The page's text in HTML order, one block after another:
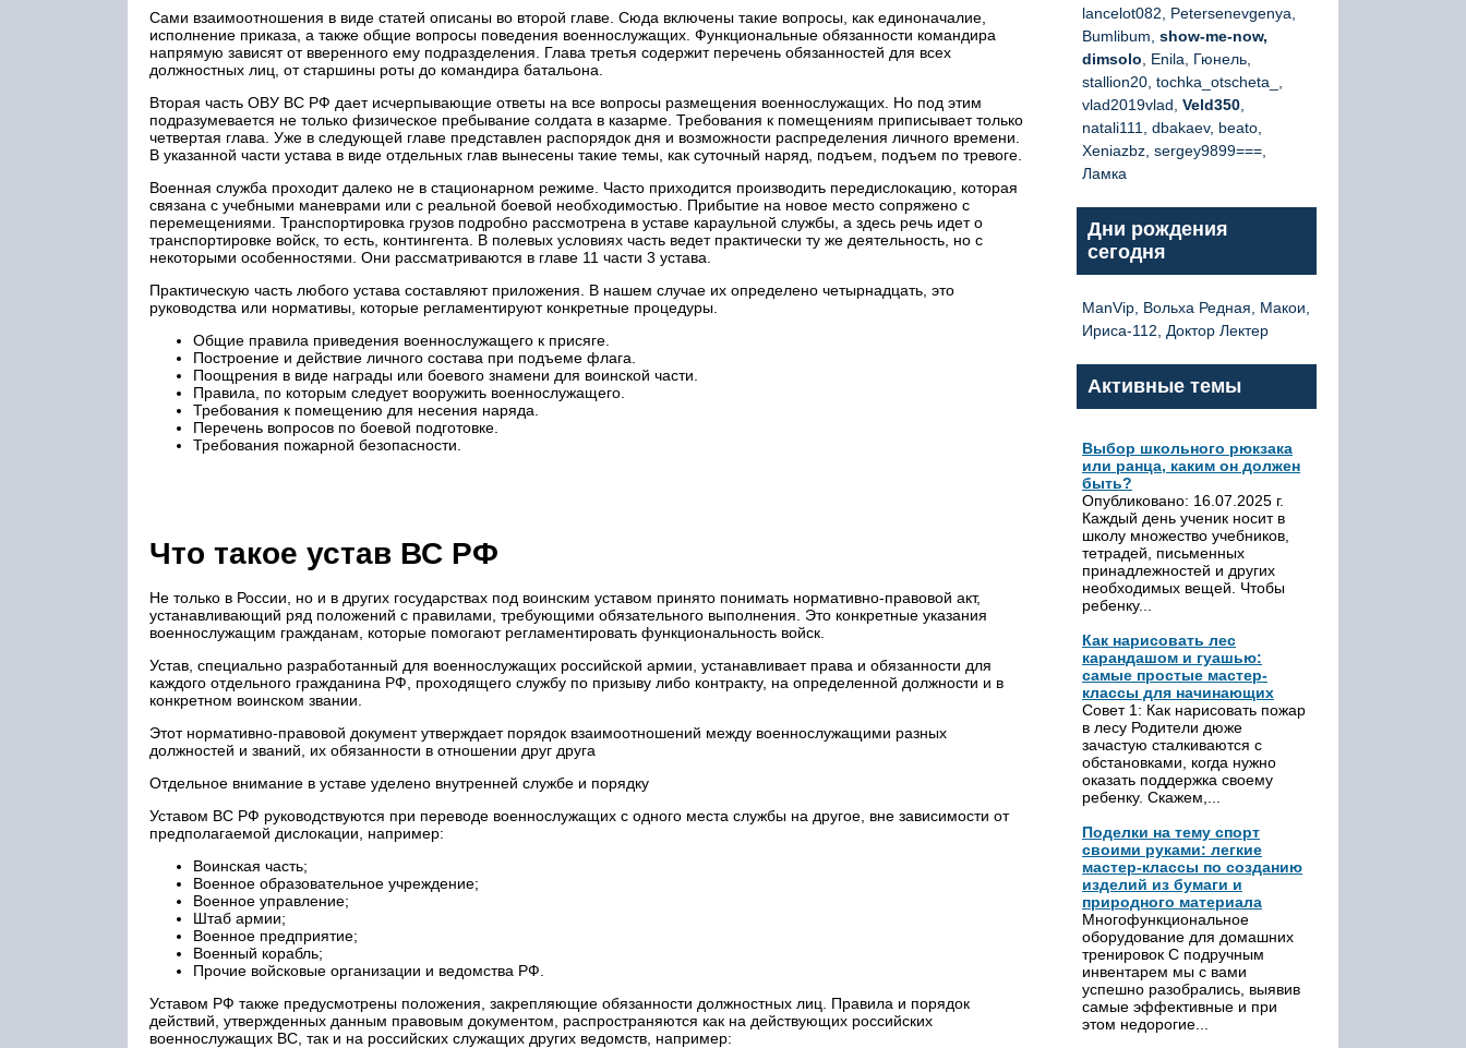
Сами взаимоотношения в виде статей описаны во второй главе. Сюда включены такие вопросы, как единоначалие,
исполнение приказа, а также общие вопросы поведения военнослужащих. Функциональные обязанности командира
напрямую зависят от вверенного ему подразделения. Глава третья содержит перечень обязанностей для всех
должностных лиц, от старшины роты до командира батальона.
Вторая часть ОВУ ВС РФ дает исчерпывающие ответы на все вопросы размещения военнослужащих. Но под этим
подразумевается не только физическое пребывание солдата в казарме. Требования к помещениям приписывает только
четвертая глава. Уже в следующей главе представлен распорядок дня и возможности распределения личного времени.
В указанной части устава в виде отдельных глав вынесены такие темы, как суточный наряд, подъем, подъем по тревоге.
Военная служба проходит далеко не в стационарном режиме. Часто приходится производить передислокацию, которая
связана с учебными маневрами или с реальной боевой необходимостью. Прибытие на новое место сопряжено с
перемещениями. Транспортировка грузов подробно рассмотрена в уставе караульной службы, а здесь речь идет о
транспортировке войск, то есть, контингента. В полевых условиях часть ведет практически ту же деятельность, но с
некоторыми особенностями. Они рассматриваются в главе 11 части 3 устава.
Практическую часть любого устава составляют приложения. В нашем случае их определено четырнадцать, это
руководства или нормативы, которые регламентируют конкретные процедуры.
Общие правила приведения военнослужащего к присяге.
Построение и действие личного состава при подъеме флага.
Поощрения в виде награды или боевого знамени для воинской части.
Правила, по которым следует вооружить военнослужащего.
Требования к помещению для несения наряда.
Перечень вопросов по боевой подготовке.
Требования пожарной безопасности.
Что такое устав ВС РФ
Не только в России, но и в других государствах под воинским уставом принято понимать нормативно-правовой акт,
устанавливающий ряд положений с правилами, требующими обязательного выполнения. Это конкретные указания
военнослужащим гражданам, которые помогают регламентировать функциональность войск.
Устав, специально разработанный для военнослужащих российской армии, устанавливает права и обязанности для
каждого отдельного гражданина РФ, проходящего службу по призыву либо контракту, на определенной должности и в
конкретном воинском звании.
Этот нормативно-правовой документ утверждает порядок взаимоотношений между военнослужащими разных
должностей и званий, их обязанности в отношении друг друга
Отдельное внимание в уставе уделено внутренней службе и порядку
Уставом ВС РФ руководствуются при переводе военнослужащих с одного места службы на другое, вне зависимости от
предполагаемой дислокации, например:
Воинская часть;
Военное образовательное учреждение;
Военное управление;
Штаб армии;
Военное предприятие;
Военный корабль;
Прочие войсковые организации и ведомства РФ.
Уставом РФ также предусмотрены положения, закрепляющие обязанности должностных лиц. Правила и порядок
действий, утвержденных данным правовым документом, распространяются как на действующих российских
военнослужащих ВС, так и на российских служащих других ведомств, например:
lancelot082, Petersenevgenya,
Bumlibum, show-me-now,
dimsolo , Enila, Гюнель,
stallion20, tochka_otscheta_,
vlad2019vlad, Veld350
natali111, dbakaev, beato,
Xeniazbz, sergey9899===,
Ламка
Дни рождения
сегодня
ManVip, Вольха Редная, Макои,
Ириса-112, Доктор Лектер
Активные темы
Выбор школьного рюкзака
или ранца, каким он должен
быть?
Опубликовано: 16.07.2025 г.
Каждый день ученик носит в
школу множество учебников,
тетрадей, письменных
принадлежностей и других
необходимых вещей. Чтобы
ребенку...
Как нарисовать лес
карандашом и гуашью:
самые простые мастер-
классы для начинающих
Совет 1: Как нарисовать пожар
в лесу Родители дюже
зачастую сталкиваются с
обстановками, когда нужно
оказать поддержка своему
ребенку. Скажем,...
Поделки на тему спорт
своими руками: легкие
мастер-классы по созданию
изделий из бумаги и
природного материала
Многофункциональное
оборудование для домашних
тренировок С подручным
инвентарем мы с вами
успешно разобрались, выявив
самые эффективные и при
этом недорогие...